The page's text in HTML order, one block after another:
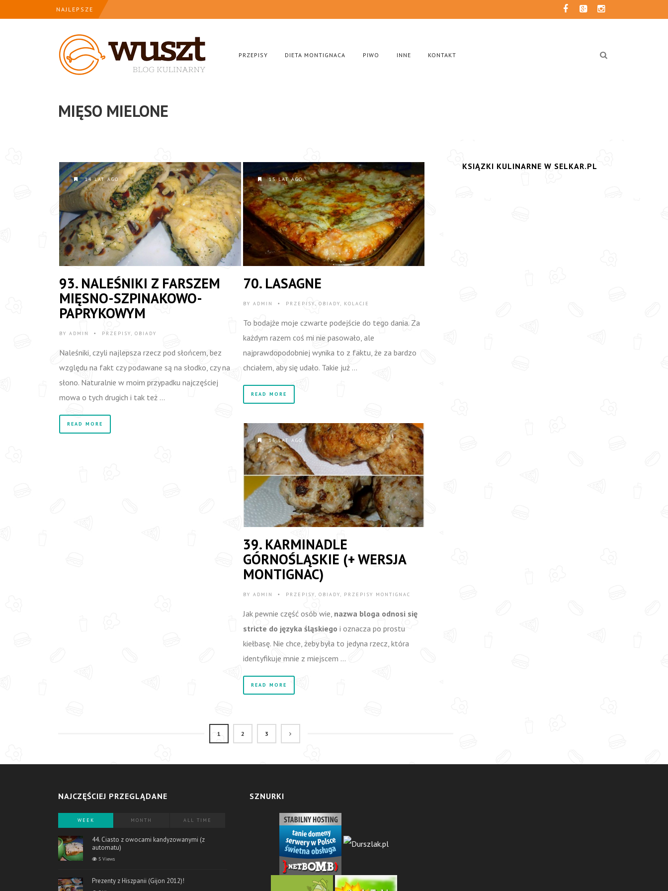
NAJLEPSZE
PRZEPISY DIETA MONTIGNACA PIWO INNE KONTAKT
MIĘSO MIELONE
14 LAT AGO
93. NALEŚNIKI Z FARSZEM
MIĘSNO-SZPINAKOWO-
PAPRYKOWYM
BY ADMIN • PRZEPISY, OBIADY
Naleśniki, czyli najlepsza rzecz pod słońcem, bez
względu na fakt czy podawane są na słodko, czy na
słono. Naturalnie w moim przypadku najczęściej
mowa o tych drugich i tak też …
READ MORE
15 LAT AGO
70. LASAGNE
BY ADMIN • PRZEPISY, OBIADY, KOLACJE
To bodajże moje czwarte podejście do tego dania. Za
każdym razem coś mi nie pasowało, ale
najprawdopodobniej wynika to z faktu, że za bardzo
chciałem, aby się udało. Takie już …
READ MORE
15 LAT AGO
39. KARMINADLE
GÓRNOŚLĄSKIE (+ WERSJA
MONTIGNAC)
BY ADMIN • PRZEPISY, OBIADY, PRZEPISY MONTIGNAC
Jak pewnie część osób wie, nazwa bloga odnosi się
stricte do języka śląskiego i oznacza po prostu
kiełbasę. Nie chce, żeby była to jedyna rzecz, która
identyfikuje mnie z miejscem …
READ MORE
1 2 3
KSIĄZKI KULINARNE W SELKAR.PL
NAJCZĘŚCIEJ PRZEGLĄDANE
WEEK MONTH ALL TIME
44. Ciasto z owocami kandyzowanymi (z
automatu)
5 Views
Prezenty z Hiszpanii (Gijon 2012)!
SZNURKI